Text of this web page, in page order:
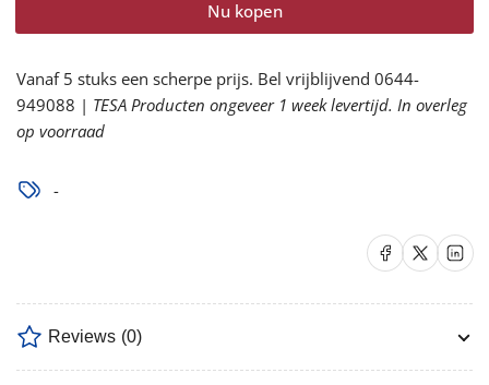
onderdelenetui
1500119
verlagen
onderdelenetui
1500119
verhogen
Nu kopen
Vanaf 5 stuks een scherpe prijs. Bel vrijblijvend 0644-
949088 | TESA Producten ongeveer 1 week levertijd. In overleg
op voorraad
-
Delen op Facebook
Delen op X Delen
Reviews (0)